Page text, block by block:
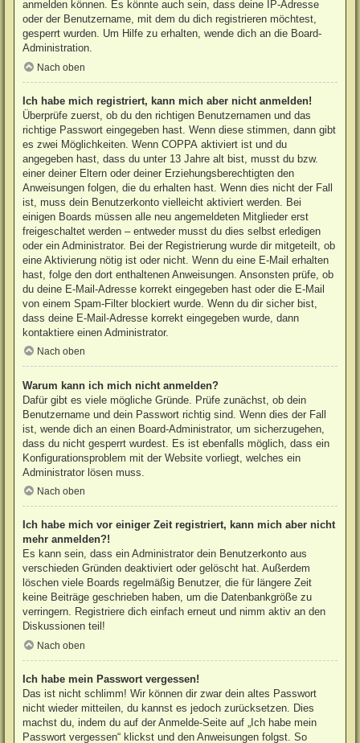
anmelden können. Es könnte auch sein, dass deine IP-Adresse
oder der Benutzername, mit dem du dich registrieren möchtest,
gesperrt wurden. Um Hilfe zu erhalten, wende dich an die Board-
Administration.
Nach oben
Ich habe mich registriert, kann mich aber nicht anmelden!
Überprüfe zuerst, ob du den richtigen Benutzernamen und das
richtige Passwort eingegeben hast. Wenn diese stimmen, dann gibt
es zwei Möglichkeiten. WennCOPPA aktiviert ist und du
angegeben hast, dass du unter 13 Jahre alt bist, musst du bzw.
einer deiner Eltern oder deiner Erziehungsberechtigten den
Anweisungen folgen, die du erhalten hast. Wenn dies nicht der Fall
ist, muss dein Benutzerkonto vielleicht aktiviert werden. Bei
einigen Boards müssen alle neu angemeldeten Mitglieder erst
freigeschaltet werden – entweder musst du dies selbst erledigen
oder ein Administrator. Bei der Registrierung wurde dir mitgeteilt, ob
eine Aktivierung nötig ist oder nicht. Wenn du eine E-Mail erhalten
hast, folge den dort enthaltenen Anweisungen. Ansonsten prüfe, ob
du deine E-Mail-Adresse korrekt eingegeben hast oder die E-Mail
von einem Spam-Filter blockiert wurde. Wenn du dir sicher bist,
dass deine E-Mail-Adresse korrekt eingegeben wurde, dann
kontaktiere einen Administrator.
Nach oben
Warum kann ich mich nicht anmelden?
Dafür gibt es viele mögliche Gründe. Prüfe zunächst, ob dein
Benutzername und dein Passwort richtig sind. Wenn dies der Fall
ist, wende dich an einen Board-Administrator, um sicherzugehen,
dass du nicht gesperrt wurdest. Es ist ebenfalls möglich, dass ein
Konfigurationsproblem mit der Website vorliegt, welches ein
Administrator lösen muss.
Nach oben
Ich habe mich vor einiger Zeit registriert, kann mich aber nicht
mehr anmelden?!
Es kann sein, dass ein Administrator dein Benutzerkonto aus
verschieden Gründen deaktiviert oder gelöscht hat. Außerdem
löschen viele Boards regelmäßig Benutzer, die für längere Zeit
keine Beiträge geschrieben haben, um die Datenbankgröße zu
verringern. Registriere dich einfach erneut und nimm aktiv an den
Diskussionen teil!
Nach oben
Ich habe mein Passwort vergessen!
Das ist nicht schlimm! Wir können dir zwar dein altes Passwort
nicht wieder mitteilen, du kannst es jedoch zurücksetzen. Dies
machst du, indem du auf der Anmelde-Seite auf „Ich habe mein
Passwort vergessen“ klickst und den Anweisungen folgst. So